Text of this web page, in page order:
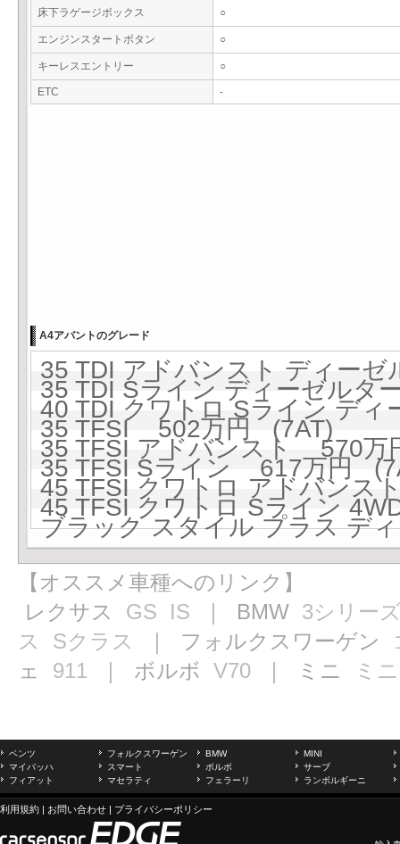
床下ラゲージボックス ○
エンジンスタートボタン ○
キーレスエントリー ○
ETC -
A4アバントのグレード
35 TDI アドバンスト ディー
35 TDI Sライン ディーゼル
40 TDI クワトロ Sライン デ
35 TFSI 502万円 (7AT)
35 TFSI アドバンスト 570万
35 TFSI Sライン 617万円
45 TFSI クワトロ アドバン
45 TFSI クワトロ Sライン
ブラック スタイル プラス デ
【オススメ車種へのリンク】
レクサス GS IS ｜ BMW 3シリー
ス
Sクラス ｜ フォルクスワーゲン
ェ 911 ｜ ボルボ V70 ｜ ミニ ミニ
ベンツ フォルクスワーゲン BMW
MINI
マイバッハ
スマート ボルボ
サーブ
フィアット
マセラティ フェラーリ ランボルギーニ
利用規約 | お問い合わせ | プライバシーポリシー